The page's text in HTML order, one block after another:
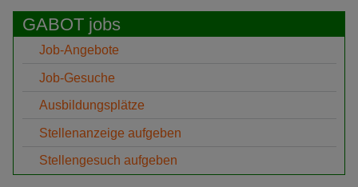
GABOT jobs
Job-Angebote
Job-Gesuche
Ausbildungsplätze
Stellenanzeige aufgeben
Stellengesuch aufgeben